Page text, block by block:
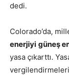
dedi.
Colorado’da,
enerjiyi güneş
yasa çıkarttı.
vergilendirmeleri